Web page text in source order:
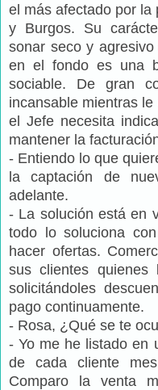
el más afectado por la
y Burgos. Su
sonar seco y
en el fondo es una
sociable. De gran
incansable mientras
el Jefe necesita
mantener la
- Entiendo lo que
la captación de
adelante.
- La solución está en
todo lo soluciona
hacer ofertas.
sus clientes quienes
solicitándoles
pago continuamente.
- Rosa, ¿Qué se te
- Yo me he listado en
de cada cliente
Comparo la venta